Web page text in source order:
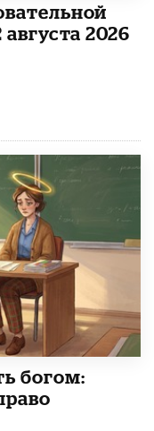
2026
богом: